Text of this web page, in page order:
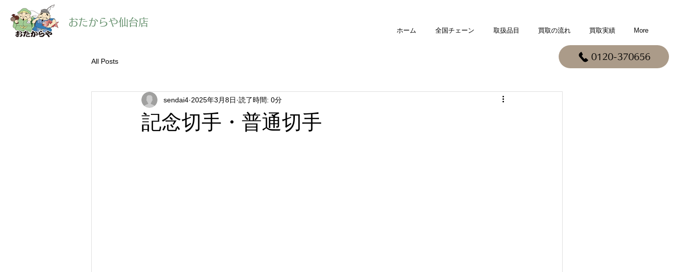
0120-370656
​おたからや仙台店
ホーム 全国チェーン 取扱品目 買取の流れ 買取実績 More
All Posts
記念切手・普通切手
sendai4 2025年3月8日 読了時間: 0分